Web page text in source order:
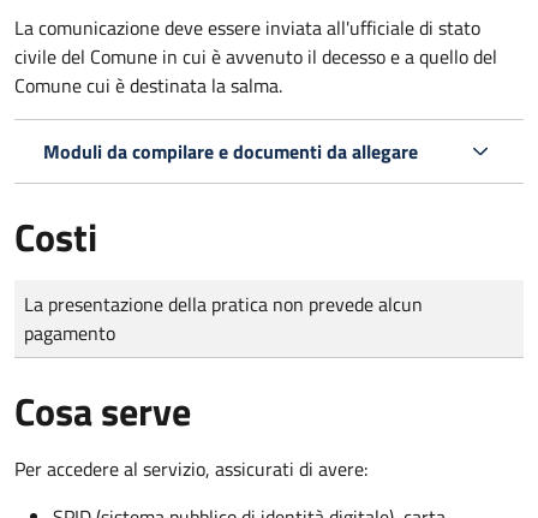
La comunicazione deve essere inviata all'ufficiale di stato
civile del Comune in cui è avvenuto il decesso e a quello del
Comune cui è destinata la salma.
Moduli da compilare e documenti da allegare
Costi
Tipo di pagamento
Importo
La presentazione della pratica non prevede alcun
pagamento
Cosa serve
Per accedere al servizio, assicurati di avere: